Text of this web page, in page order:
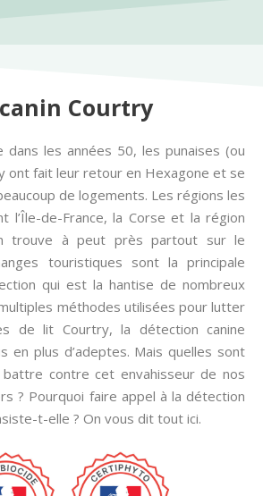
Courtry
dans les années 50, les punaises (ou
ont fait leur retour en Hexagone et se
de logements. Les régions les
l’Île-de-France, la Corse et la région
trouve à peut près partout sur le
touristiques sont la principale
qui est la hantise de nombreux
méthodes utilisées pour lutter
de lit Courtry, la détection canine
en plus d’adeptes. Mais quelles sont
contre cet envahisseur de nos
? Pourquoi faire appel à la détection
t-elle ? On vous dit tout ici.